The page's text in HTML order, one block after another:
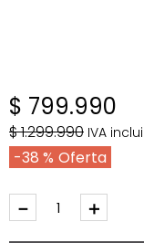
$ 799.990
$1.299.990 IVA
38 %
＋
－